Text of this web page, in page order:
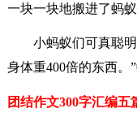
一块一块地搬进了蚂蚁
小蚂蚁们可真聪
身体重400倍的东西。
团结作文300字汇编五